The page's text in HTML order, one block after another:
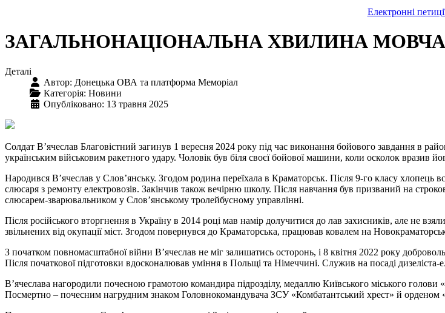
Електронні
ЗАГАЛЬНОНАЦІОНАЛЬНА ХВИЛИНА
Деталі
Автор: Донецька ОВА та платформа Меморіал
Категорія: Новини
Опубліковано: 13 травня 2025
Солдат В’ячеслав Благовістний загинув 1 вересня 2024 року під час виконання бойового завдання в
українським військовим ракетного удару. Чоловік був біля своєї бойової машини, коли осколок
Народився В’ячеслав у Слов’янську. Згодом родина переїхала в Краматорськ. Після 9-го класу
слюсаря з ремонту електровозів. Закінчив також вечірню школу. Після навчання був призваний на
слюсарем-зварювальником у Слов’янському тролейбусному управлінні.
Після російського вторгнення в Україну в 2014 році мав намір долучитися до лав захисників, але не
звільнених від окупації міст. Згодом повернувся до Краматорська, працював ковалем на
З початком повномасштабної війни В’ячеслав не міг залишатись осторонь, і 8 квітня 2022 року
Після початкової підготовки вдосконалював уміння в Польщі та Німеччині. Служив на посаді дизеліста-
В’ячеслава нагородили почесною грамотою командира підрозділу, медаллю Київського міського
Посмертно – почесним нагрудним знаком Головнокомандувача ЗСУ «Комбатантський хрест» й орденом